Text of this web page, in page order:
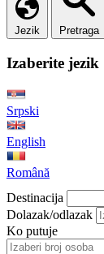
Jezik Pretraga
Izaberite jezik
Srpski
English
Română
Destinacija
Dolazak/odlazak
Ko putuje